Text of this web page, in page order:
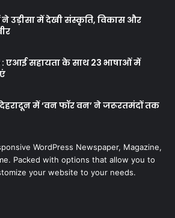
ने उड़ीसा में देखी संस्कृति, विकास और
एआई सहायता के साथ 23 भाषाओं में
में ‘वन फॉर वन’ ने जरूरतमंदों तक
WordPress Newspaper, Magazine,
Packed with options that allow you to
your website to your needs.